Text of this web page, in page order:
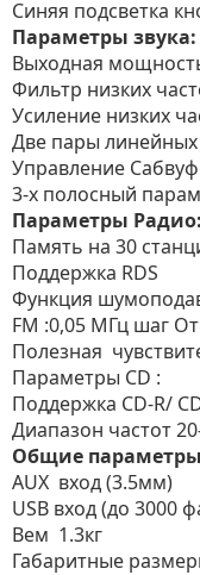
Синяя подсветка
Параметры звука:
Выходная
Фильтр низких
Усиление низких
Две пары
Управление
3-х полосный
Параметры Радио:
Память на 30
Поддержка RDS
Функция
FM :0,05 МГц шаг
Полезная
Параметры CD :
Поддержка CD-R/
Диапазон частот
Общие
AUX вход (3.5мм)
USB вход (до 3000
Вем 1.3кг
Габаритные